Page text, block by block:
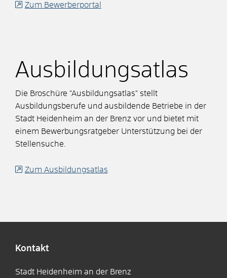
Zum Bewerberportal
Ausbildungsatlas
Die Broschüre "Ausbildungsatlas" stellt
Ausbildungsberufe und ausbildende Betriebe in der
Stadt Heidenheim an der Brenz vor und bietet mit
einem Bewerbungsratgeber Unterstützung bei der
Stellensuche.
Zum Ausbildungsatlas
Kontakt
Stadt Heidenheim an der Brenz